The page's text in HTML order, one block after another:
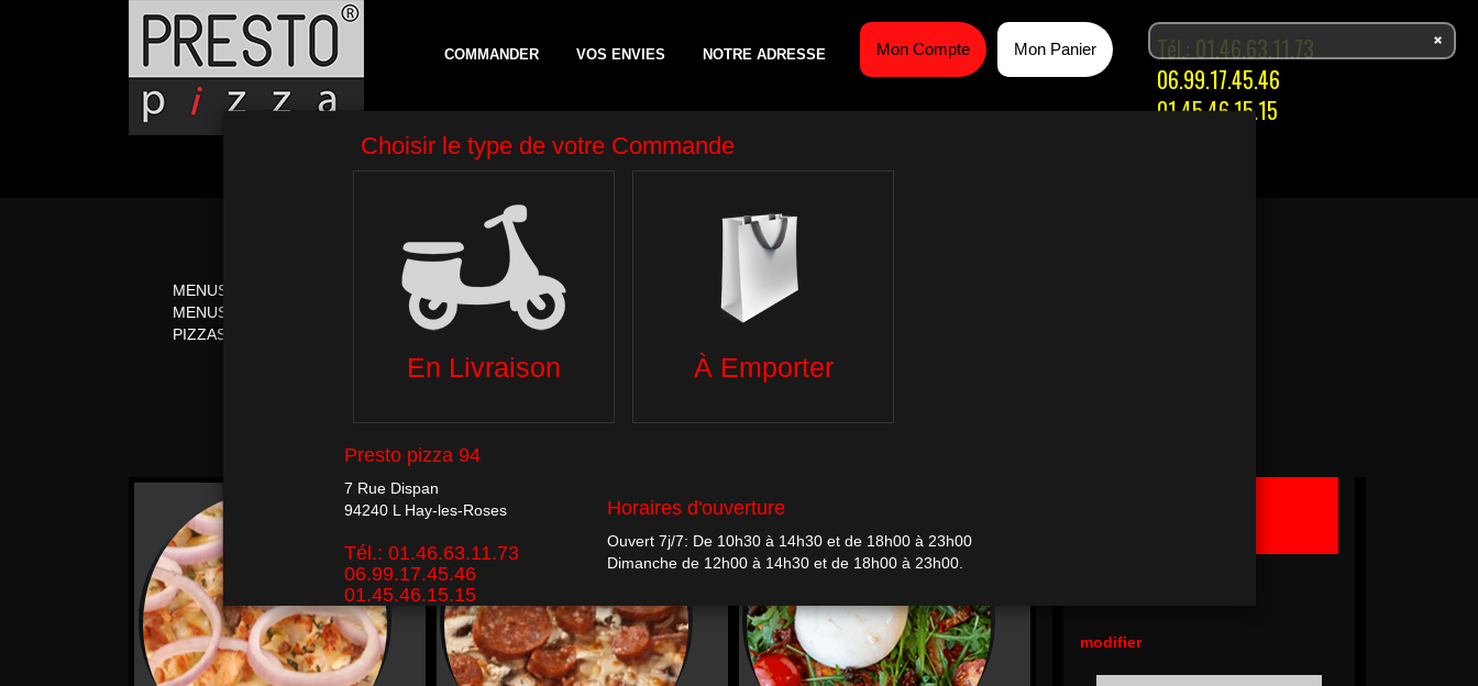
COMMANDER VOS ENVIES NOTRE ADRESSE Mon Compte Mon Panier Tél.:01.46.63.11.73
06.99.17.45.46
01.45.46.15.15
MENUS
MENUS MIDI
PIZZAS TOMATE
PIZZAS CRÈME FRAÎCHE
PIZZAS ITALIENNES
ESCALOPES DE VEAU
PIZZAS ITALIENNES
modifier